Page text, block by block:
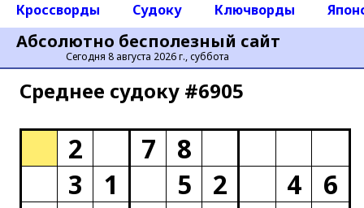
Абсолютно бесполезный сайт
Сегодня 8 августа 2026 г., суббота
Кроссворды Судоку Ключворды
Среднее cудоку #6905
2 7
8
3
1 5 2 4
6